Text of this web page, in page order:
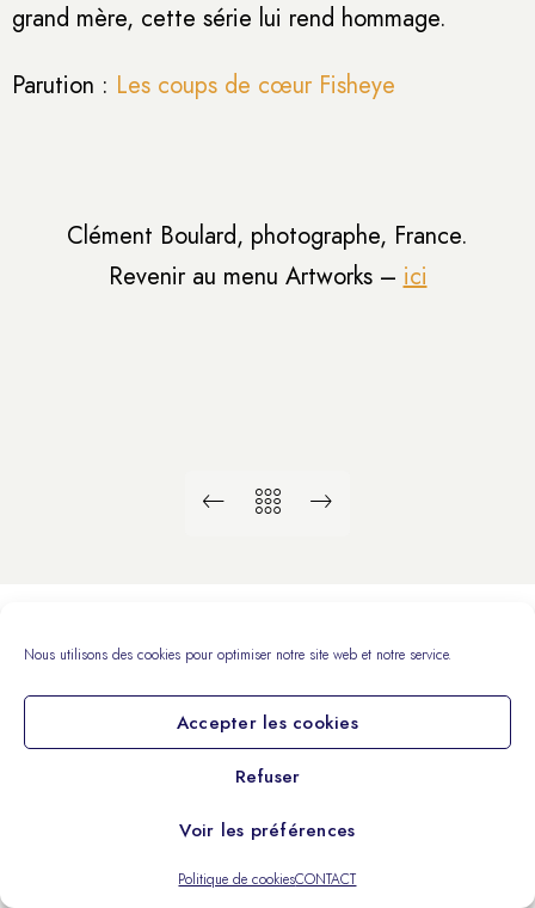
Nous utilisons des cookies pour optimiser notre site web et notre service.
Accepter les cookies
Refuser
Voir les préférences
Politique de cookiesCONTACT
grand mère, cette série lui rend hommage.
Parution : Les coups de cœur Fisheye
Clément Boulard, photographe, France.
Revenir au menu Artworks – ici
06 77 77 61 41